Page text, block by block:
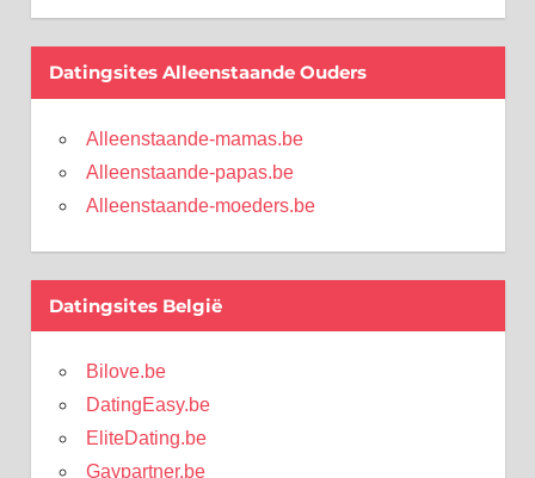
Datingsites Alleenstaande Ouders
Alleenstaande-mamas.be
Alleenstaande-papas.be
Alleenstaande-moeders.be
Datingsites België
Bilove.be
DatingEasy.be
EliteDating.be
Gaypartner.be